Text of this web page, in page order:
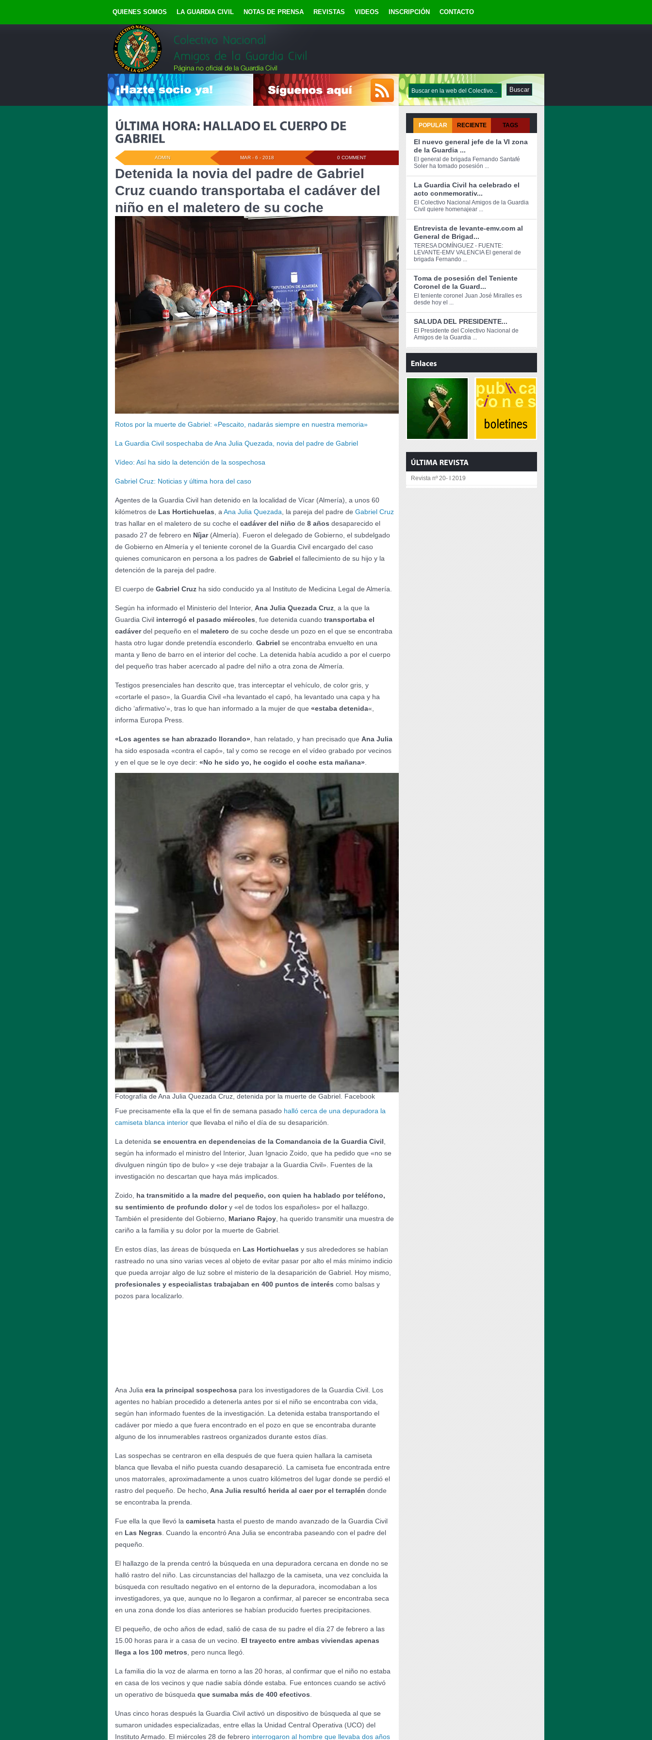
QUIENES SOMOS LA GUARDIA CIVIL NOTAS DE PRENSA REVISTAS VIDEOS INSCRIPCIÓN CONTACTO
0 COMMENT
MAR - 6 - 2018
ADMIN
Detenida la novia del padre de Gabriel
Cruz cuando transportaba el cadáver del
niño en el maletero de su coche
Rotos por la muerte de Gabriel: «Pescaito, nadarás siempre en nuestra memoria»
La Guardia Civil sospechaba de Ana Julia Quezada, novia del padre de Gabriel
Vídeo: Así ha sido la detención de la sospechosa
Gabriel Cruz: Noticias y última hora del caso
Agentes de la Guardia Civil han detenido en la localidad de Vícar (Almería), a unos 60
kilómetros de Las Hortichuelas , a Ana Julia Quezada , la pareja del padre de Gabriel Cruz
tras hallar en el maletero de su coche el cadáver del niño de 8 años desaparecido el
pasado 27 de febrero en Níjar (Almería). Fueron el delegado de Gobierno, el subdelgado
de Gobierno en Almería y el teniente coronel de la Guardia Civil encargado del caso
quienes comunicaron en persona a los padres de Gabriel el fallecimiento de su hijo y la
detención de la pareja del padre.
El cuerpo de Gabriel Cruz ha sido conducido ya al Instituto de Medicina Legal de Almería.
Según ha informado el Ministerio del Interior, Ana Julia Quezada Cruz , a la que la
Guardia Civil interrogó el pasado miércoles , fue detenida cuando transportaba el
cadáverdel pequeño en el maletero de su coche desde un pozo en el que se encontraba
hasta otro lugar donde pretendía esconderlo. Gabriel se encontraba envuelto en una
manta y lleno de barro en el interior del coche. La detenida había acudido a por el cuerpo
del pequeño tras haber acercado al padre del niño a otra zona de Almería.
Testigos presenciales han descrito que, tras interceptar el vehículo, de color gris, y
«cortarle el paso», la Guardia Civil «ha levantado el capó, ha levantado una capa y ha
dicho ‘afirmativo'», tras lo que han informado a la mujer de que «estaba detenida«,
informa Europa Press.
«Los agentes se han abrazado llorando» , han relatado, y han precisado que Ana Julia
ha sido esposada «contra el capó», tal y como se recoge en el vídeo grabado por vecinos
y en el que se le oye decir: «No he sido yo, he cogido el coche esta mañana»
Fotografía de Ana Julia Quezada Cruz, detenida por la muerte de Gabriel. Facebook
Fue precisamente ella la que el fin de semana pasado halló cerca de una depuradora la
camiseta blanca interior que llevaba el niño el día de su desaparición.
La detenida se encuentra en dependencias de la Comandancia de la Guardia Civil
según ha informado el ministro del Interior, Juan Ignacio Zoido, que ha pedido que «no se
divulguen ningún tipo de bulo» y «se deje trabajar a la Guardia Civil». Fuentes de la
investigación no descartan que haya más implicados.
Zoido, ha transmitido a la madre del pequeño, con quien ha hablado por teléfono,
su sentimiento de profundo dolory «el de todos los españoles» por el hallazgo.
También el presidente del Gobierno, Mariano Rajoy , ha querido transmitir una muestra de
cariño a la familia y su dolor por la muerte de Gabriel.
En estos días, las áreas de búsqueda en Las Hortichuelas y sus alrededores se habían
rastreado no una sino varias veces al objeto de evitar pasar por alto el más mínimo indicio
que pueda arrojar algo de luz sobre el misterio de la desaparición de Gabriel. Hoy mismo,
profesionales y especialistas trabajaban en 400 puntos de interés como balsas y
pozos para localizarlo.
Ana Julia era la principal sospechosa para los investigadores de la Guardia Civil. Los
agentes no habían procedido a detenerla antes por si el niño se encontraba con vida,
según han informado fuentes de la investigación. La detenida estaba transportando el
cadáver por miedo a que fuera encontrado en el pozo en que se encontraba durante
alguno de los innumerables rastreos organizados durante estos días.
Las sospechas se centraron en ella después de que fuera quien hallara la camiseta
blanca que llevaba el niño puesta cuando desapareció. La camiseta fue encontrada entre
unos matorrales, aproximadamente a unos cuatro kilómetros del lugar donde se perdió el
rastro del pequeño. De hecho, Ana Julia resultó herida al caer por el terraplén donde
se encontraba la prenda.
Fue ella la que llevó la camiseta hasta el puesto de mando avanzado de la Guardia Civil
en Las Negras . Cuando la encontró Ana Julia se encontraba paseando con el padre del
pequeño.
El hallazgo de la prenda centró la búsqueda en una depuradora cercana en donde no se
halló rastro del niño. Las circunstancias del hallazgo de la camiseta, una vez concluida la
búsqueda con resultado negativo en el entorno de la depuradora, incomodaban a los
investigadores, ya que, aunque no lo llegaron a confirmar, al parecer se encontraba seca
en una zona donde los días anteriores se habían producido fuertes precipitaciones.
El pequeño, de ocho años de edad, salió de casa de su padre el día 27 de febrero a las
15.00 horas para ir a casa de un vecino. El trayecto entre ambas viviendas apenas
llega a los 100 metros , pero nunca llegó.
La familia dio la voz de alarma en torno a las 20 horas, al confirmar que el niño no estaba
en casa de los vecinos y que nadie sabía dónde estaba. Fue entonces cuando se activó
un operativo de búsqueda que sumaba más de 400 efectivos
Unas cinco horas después la Guardia Civil activó un dispositivo de búsqueda al que se
sumaron unidades especializadas, entre ellas la Unidad Central Operativa (UCO) del
Instituto Armado. El miércoles 28 de febrero interrogaron al hombre que llevaba dos años
POPULAR RECIENTE TAGS
El nuevo general jefe de la VI zona
de la Guardia ...
El general de brigada Fernando Santafé
Soler ha tomado posesión ...
La Guardia Civil ha celebrado el
acto conmemorativ...
El Colectivo Nacional Amigos de la Guardia
Civil quiere homenajear ...
Entrevista de levante-emv.com al
General de Brigad...
TERESA DOMÍNGUEZ - FUENTE:
LEVANTE-EMV VALENCIA El general de
brigada Fernando ...
Toma de posesión del Teniente
Coronel de la Guard...
El teniente coronel Juan José Miralles es
desde hoy el ...
SALUDA DEL PRESIDENTE...
El Presidente del Colectivo Nacional de
Amigos de la Guardia ...
Revista nº 20- I 2019